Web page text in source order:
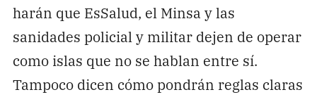
harán que EsSalud, el Minsa y las
sanidades policial y militar dejen de operar
como islas que no se hablan entre sí.
Tampoco dicen cómo pondrán reglas claras